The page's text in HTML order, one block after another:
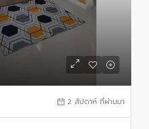
2 สัปดาห์ ที่ผ่านมา